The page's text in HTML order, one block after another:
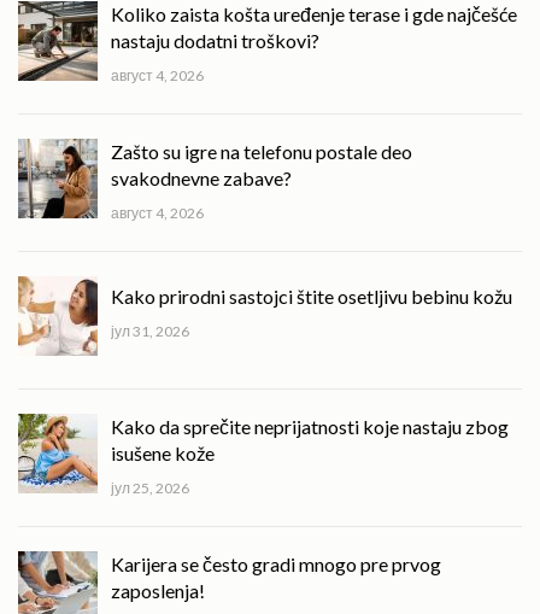
Koliko zaista košta uređenje terase i gde najčešće
nastaju dodatni troškovi?
август 4, 2026
Zašto su igre na telefonu postale deo
svakodnevne zabave?
август 4, 2026
Kako prirodni sastojci štite osetljivu bebinu kožu
јул 31, 2026
Kako da sprečite neprijatnosti koje nastaju zbog
isušene kože
јул 25, 2026
Karijera se često gradi mnogo pre prvog
zaposlenja!